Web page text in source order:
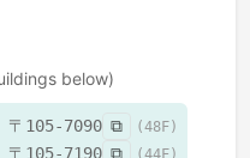
below)
〒 105-7090 ⧉ (48F)
〒 105-7190 ⧉ (44F)